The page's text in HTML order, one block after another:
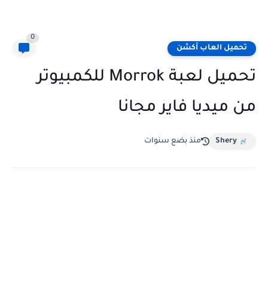
تحميل العاب أكشن
0
تحميل لعبة Morrok للكمبيوتر
من ميديا فاير مجانا
Shery منذ بضع سنوات